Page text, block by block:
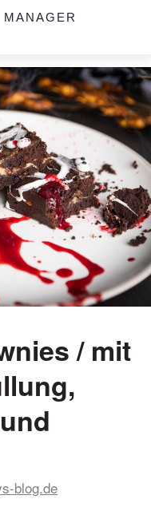
/ mit
blog.de